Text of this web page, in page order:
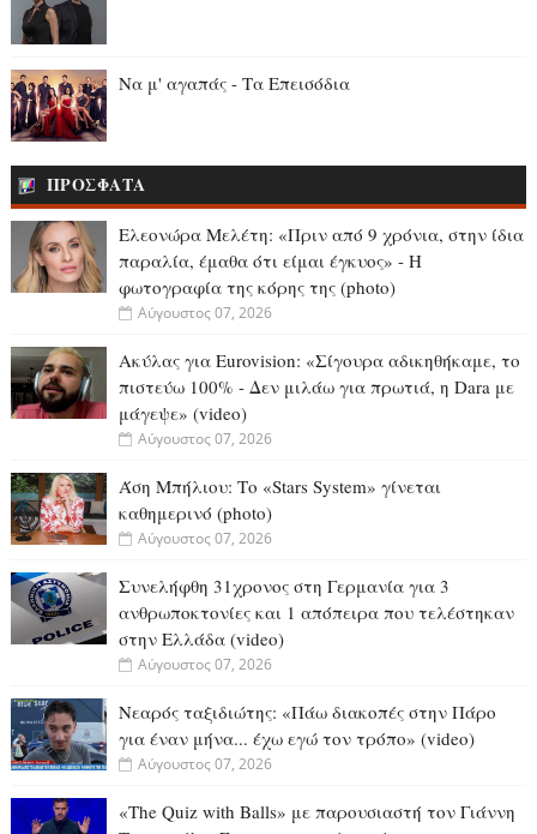
Να μ' αγαπάς - Τα Επεισόδια
ΠΡΟΣΦΑΤΑ
Ελεονώρα Μελέτη: «Πριν από 9 χρόνια, στην ίδια
παραλία, έμαθα ότι είμαι έγκυος» - Η
φωτογραφία της κόρης της (photo)
Αύγουστος 07, 2026
Ακύλας για Eurovision: «Σίγουρα αδικηθήκαμε, το
πιστεύω 100% - Δεν μιλάω για πρωτιά, η Dara με
μάγεψε» (video)
Αύγουστος 07, 2026
Άση Μπήλιου: Το «Stars System» γίνεται
καθημερινό (photo)
Αύγουστος 07, 2026
Συνελήφθη 31χρονος στη Γερμανία για 3
ανθρωποκτονίες και 1 απόπειρα που τελέστηκαν
στην Ελλάδα (video)
Αύγουστος 07, 2026
Νεαρός ταξιδιώτης: «Πάω διακοπές στην Πάρο
για έναν μήνα... έχω εγώ τον τρόπο» (video)
Αύγουστος 07, 2026
«The Quiz with Balls» με παρουσιαστή τον Γιάννη